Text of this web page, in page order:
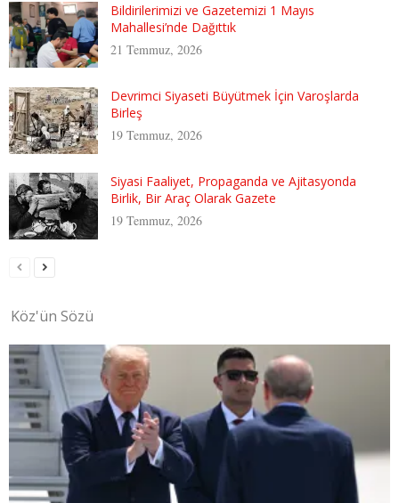
Bildirilerimizi ve Gazetemizi 1 Mayıs
Mahallesi’nde Dağıttık
21 Temmuz, 2026
Devrimci Siyaseti Büyütmek İçin Varoşlarda
Birleş
19 Temmuz, 2026
Siyasi Faaliyet, Propaganda ve Ajitasyonda
Birlik, Bir Araç Olarak Gazete
19 Temmuz, 2026
Köz'ün Sözü